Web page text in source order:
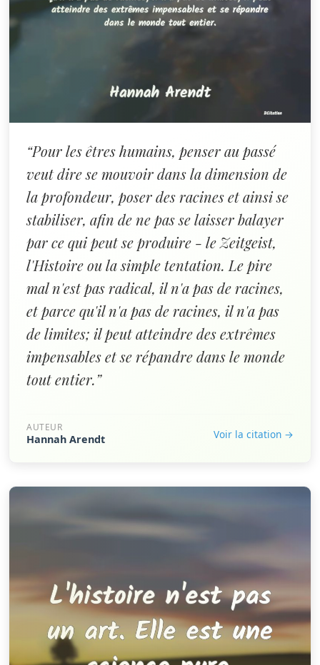
“Pour les êtres humains, penser au passé
veut dire se mouvoir dans la dimension de
la profondeur, poser des racines et ainsi se
stabiliser, afin de ne pas se laisser balayer
par ce qui peut se produire - le Zeitgeist,
l'Histoire ou la simple tentation. Le pire
mal n'est pas radical, il n'a pas de racines,
et parce qu'il n'a pas de racines, il n'a pas
de limites; il peut atteindre des extrêmes
impensables et se répandre dans le monde
tout entier.”
AUTEUR
Hannah Arendt Voir la citation →